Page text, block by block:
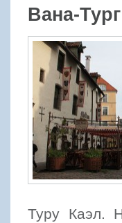
Вана-Тург
Туру Каэл.